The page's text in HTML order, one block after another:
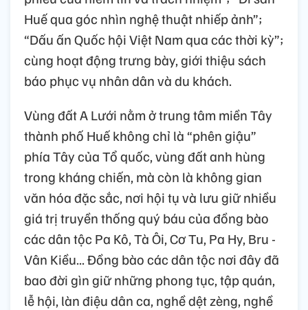
Huế qua góc nhìn nghệ thuật nhiếp ảnh”;
“Dấu ấn Quốc hội Việt Nam qua các thời kỳ”;
cùng hoạt động trưng bày, giới thiệu sách
báo phục vụ nhân dân và du khách.
Vùng đất A Lưới nằm ở trung tâm miền Tây
thành phố Huế không chỉ là “phên giậu”
phía Tây của Tổ quốc, vùng đất anh hùng
trong kháng chiến, mà còn là không gian
văn hóa đặc sắc, nơi hội tụ và lưu giữ nhiều
giá trị truyền thống quý báu của đồng bào
các dân tộc Pa Kô, Tà Ôi, Cơ Tu, Pa Hy, Bru -
Vân Kiều... Đồng bào các dân tộc nơi đây đã
bao đời gìn giữ những phong tục, tập quán,
lễ hội, làn điệu dân ca, nghề dệt zèng, nghề